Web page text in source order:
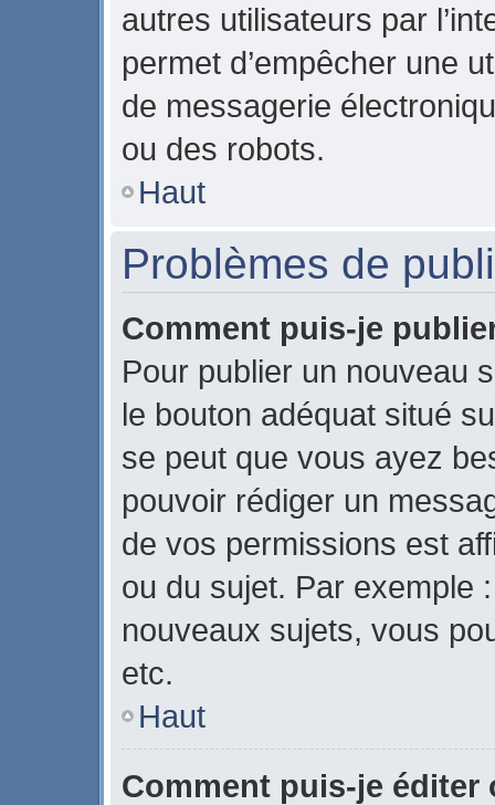
autres utilisateurs par
permet d’empêcher une
de messagerie
ou des robots.
Haut
Problèmes de
Comment puis-je
Pour publier un nouveau
le bouton adéquat situé
se peut que vous ayez
pouvoir rédiger un
de vos permissions est
ou du sujet. Par exemple
nouveaux sujets, vous
etc.
Haut
Comment puis-je éditer